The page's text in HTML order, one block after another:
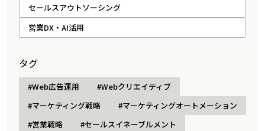
セールスアウトソーシング
営業DX・AI活用
タグ
#Web広告運用
#Webクリエイティブ
#マーケティング戦略
#マーケティングオートメーション
#営業戦略
#セールスイネーブルメント